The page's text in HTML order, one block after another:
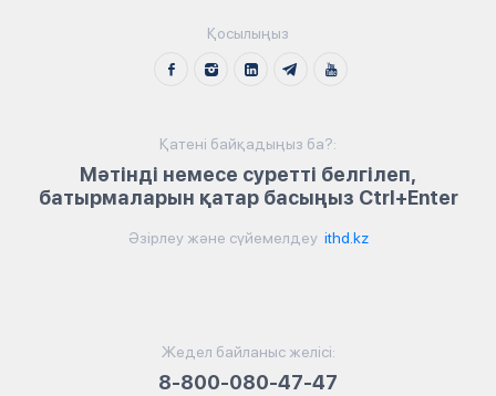
Қосылыңыз
Қатені байқадыңыз ба?:
Мәтінді немесе суретті белгілеп,
батырмаларын қатар басыңыз Ctrl+Enter
Әзірлеу және сүйемелдеу ithd.kz
Жедел байланыс желісі:
8-800-080-47-47